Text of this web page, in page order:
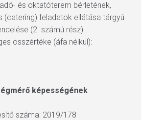
és oktatóterem bérletének,
(catering) feladatok ellátása tárgyú
(2. számú rész).
összértéke (áfa nélkül):
képességének
száma: 2019/178